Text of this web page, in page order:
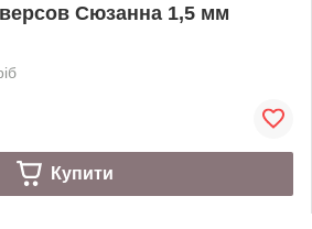
Сюзанна 1,5 мм
Купити